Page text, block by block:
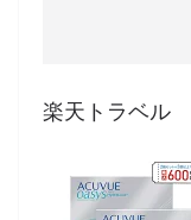
楽天トラベル